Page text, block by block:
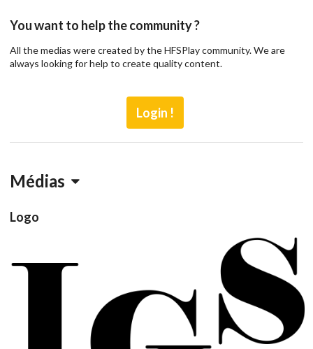
You want to help the community ?
All the medias were created by the HFSPlay community. We are
always looking for help to create quality content.
Login !
Médias
Logo